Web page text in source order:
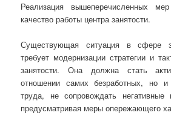
Реализация вышеперечисленных
качество работы центра занятости.
Существующая ситуация в сфере
требует модернизации стратегии и
занятости. Она должна стать
отношении самих безработных, но
труда, не сопровождать
предусматривая меры опережающего